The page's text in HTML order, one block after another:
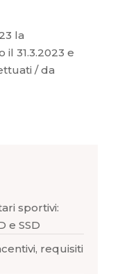
la
31.3.2023 e
/ da
sportivi:
e SSD
requisiti